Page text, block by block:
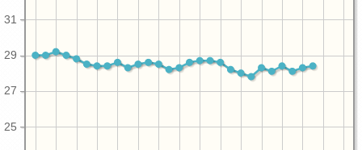
25
27
29
31